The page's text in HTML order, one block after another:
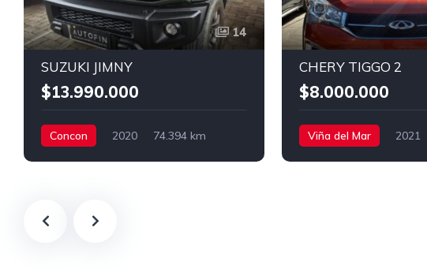
14
SUZUKI JIMNY
$13.990.000
Concon 2020
74.394 km
CHERY TIGGO 2
$8.000.000
Viña del Mar
2021